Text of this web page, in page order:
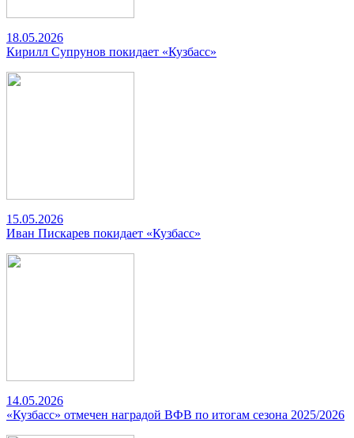
18.05.2026
Кирилл Супрунов покидает «Кузбасс»
15.05.2026
Иван Пискарев покидает «Кузбасс»
14.05.2026
«Кузбасс» отмечен наградой ВФВ по итогам сезона 2025/2026